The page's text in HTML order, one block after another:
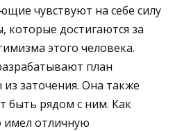
чувствуют на себе силу
которые достигаются за
этого человека.
план
заточения. Она также
быть рядом с ним. Как
имел отличную